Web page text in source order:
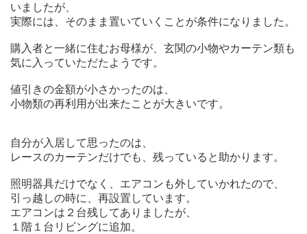
いましたが、
実際には、そのまま置いていくことが条件になりました。
購入者と一緒に住むお母様が、玄関の小物やカーテン類も
気に入っていただたようです。
値引きの金額が小さかったのは、
小物類の再利用が出来たことが大きいです。
自分が入居して思ったのは、
レースのカーテンだけでも、残っていると助かります。
照明器具だけでなく、エアコンも外していかれたので、
引っ越しの時に、再設置しています。
エアコンは２台残してありましたが、
１階１台リビングに追加。